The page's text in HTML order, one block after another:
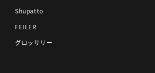
Shupatto
FEILER
グロッサリー